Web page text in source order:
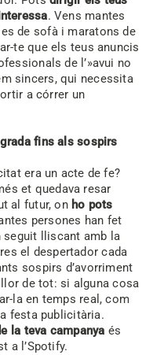
. Vens mantes
de sofà i maratons de
te que els teus anuncis
de l’»avui no
sincers, qui necessita
a córrer un
fins als sospirs
era un acte de fe?
et quedava resar
al futur, on ho pots
persones han fet
seguit lliscant amb la
el despertador cada
sospirs d’avorriment
de tot: si alguna cosa
la en temps real, com
festa publicitària.
la teva campanya és
a l’Spotify.